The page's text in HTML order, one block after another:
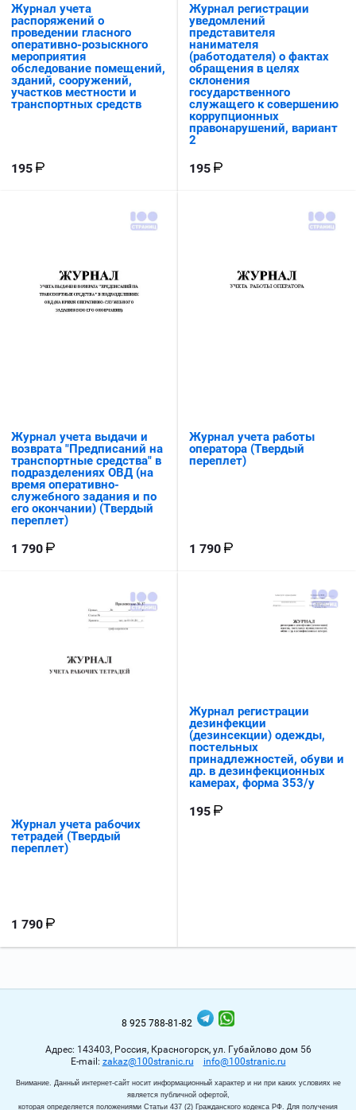
Журнал учета
распоряжений о
проведении гласного
оперативно-розыскного
мероприятия
обследование помещений,
зданий, сооружений,
участков местности и
транспортных средств
195
Журнал регистрации
уведомлений
представителя
нанимателя
(работодателя) о фактах
обращения в целях
склонения
государственного
служащего к совершению
коррупционных
правонарушений, вариант
2
195
Журнал учета выдачи и
возврата "Предписаний на
транспортные средства" в
подразделениях ОВД (на
время оперативно-
служебного задания и по
его окончании) (Твердый
переплет)
1 790
Журнал учета работы
оператора (Твердый
переплет)
1 790
Журнал учета рабочих
тетрадей (Твердый
переплет)
1 790
Журнал регистрации
дезинфекции
(дезинсекции) одежды,
постельных
принадлежностей, обуви и
др. в дезинфекционных
камерах, форма 353/у
195
8 925 788-81-82
Адрес: 143403, Россия, Красногорск, ул. Губайлово дом 56
Е-mail: zakaz@100stranic.ru info@100stranic.ru
Внимание. Данный интернет-сайт носит информационный характер и ни при каких условиях не
является публичной офертой,
которая определяется положениями Статьи 437 (2) Гражданского кодекса РФ. Для получения